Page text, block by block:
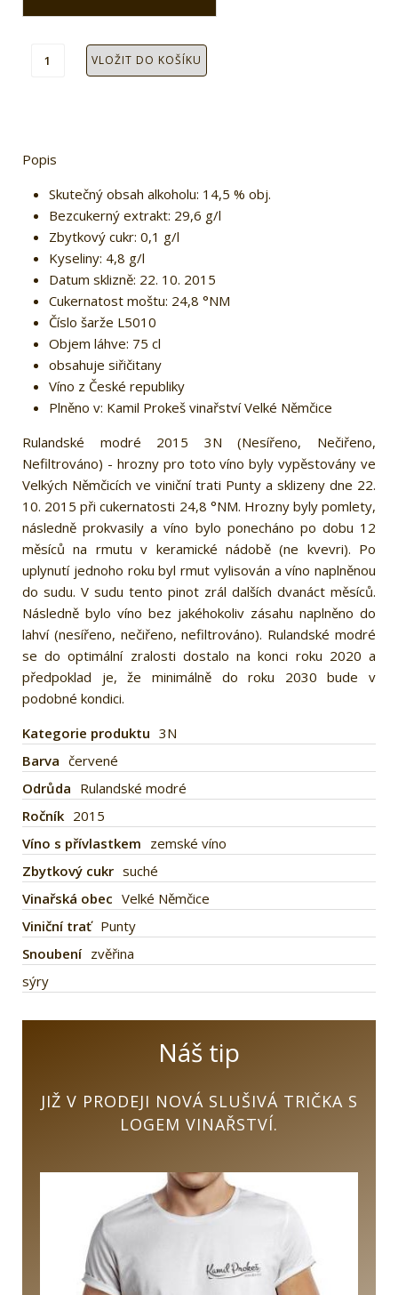
Popis
Skutečný obsah alkoholu: 14,5 % obj.
Bezcukerný extrakt: 29,6 g/l
Zbytkový cukr: 0,1 g/l
Kyseliny: 4,8 g/l
Datum sklizně: 22. 10. 2015
Cukernatost moštu: 24,8 °NM
Číslo šarže L5010
Objem láhve: 75 cl
obsahuje siřičitany
Víno z České republiky
Plněno v: Kamil Prokeš vinařství Velké Němčice
Rulandské modré 2015 3N (Nesířeno, Nečiřeno,
Nefiltrováno) - hrozny pro toto víno byly vypěstovány ve
Velkých Němčicích ve viniční trati Punty a sklizeny dne 22.
10. 2015 při cukernatosti 24,8 °NM. Hrozny byly pomlety,
následně prokvasily a víno bylo ponecháno po dobu 12
měsíců na rmutu v keramické nádobě (ne kvevri). Po
uplynutí jednoho roku byl rmut vylisován a víno naplněnou
do sudu. V sudu tento pinot zrál dalších dvanáct měsíců.
Následně bylo víno bez jakéhokoliv zásahu naplněno do
lahví (nesířeno, nečiřeno, nefiltrováno). Rulandské modré
se do optimální zralosti dostalo na konci roku 2020 a
předpoklad je, že minimálně do roku 2030 bude v
podobné kondici.
Kategorie produktu 3N
Barva červené
Odrůda Rulandské modré
Ročník 2015
Víno s přívlastkem zemské víno
Zbytkový cukr suché
Vinařská obec Velké Němčice
Viniční trať Punty
Snoubení zvěřina
sýry
Náš tip
JIŽ V PRODEJI NOVÁ SLUŠIVÁ TRIČKA S
LOGEM VINAŘSTVÍ.